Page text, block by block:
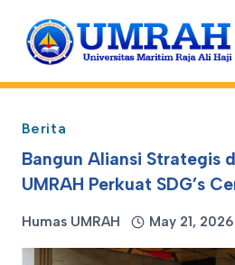
content
Berita
Bangun Aliansi Strategis
UMRAH Perkuat SDG’s
Humas UMRAH May 21,